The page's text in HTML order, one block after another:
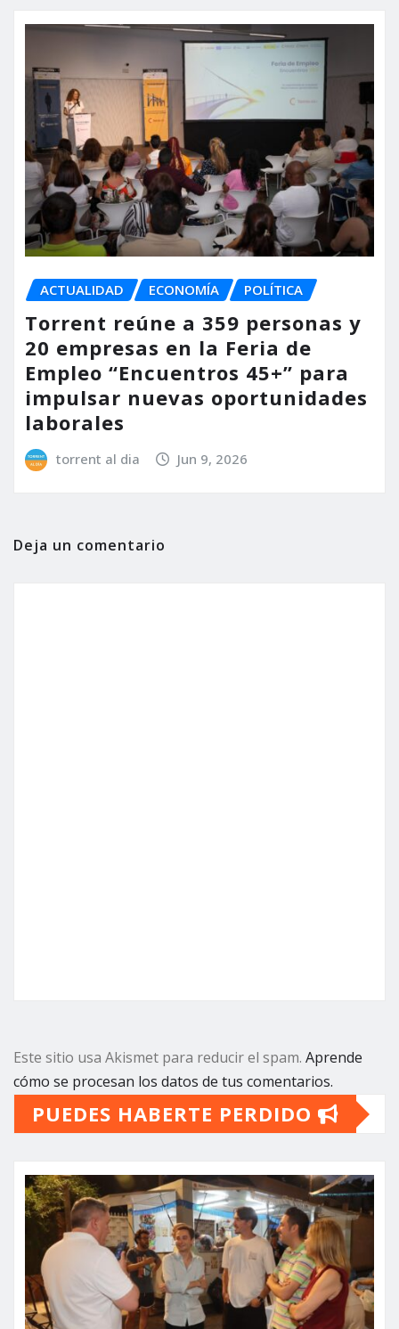
ACTUALIDAD ECONOMÍA POLÍTICA
Torrent reúne a 359 personas y
20 empresas en la Feria de
Empleo “Encuentros 45+” para
impulsar nuevas oportunidades
laborales
torrent al dia Jun 9, 2026
Deja un comentario
Este sitio usa Akismet para reducir el spam. Aprende
cómo se procesan los datos de tus comentarios.
PUEDES HABERTE PERDIDO